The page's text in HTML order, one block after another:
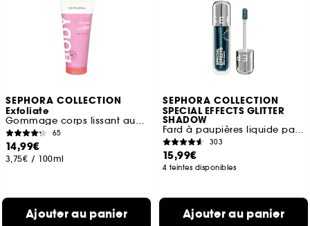
SEPHORA COLLECTION
Exfoliate
Gommage corps lissant aux AHA
65
14,99€
3,75€ / 100ml
Ajouter au panier
SEPHORA COLLECTION
SPECIAL EFFECTS GLITTER
SHADOW
Fard à paupières liquide pailleté
303
15,99€
4 teintes disponibles
Ajouter au panier